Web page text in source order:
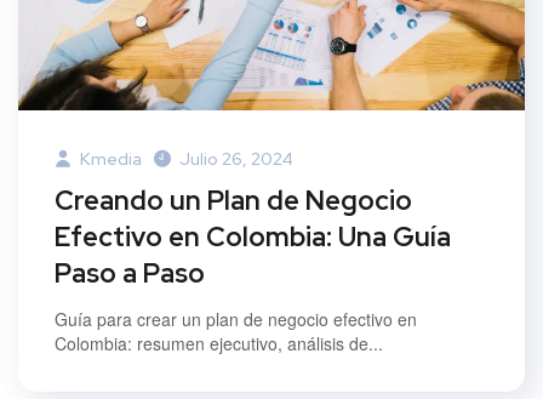
Kmedia Julio 26, 2024
Creando un Plan de Negocio
Efectivo en Colombia: Una Guía
Paso a Paso
Guía para crear un plan de negocio efectivo en
Colombia: resumen ejecutivo, análisis de...